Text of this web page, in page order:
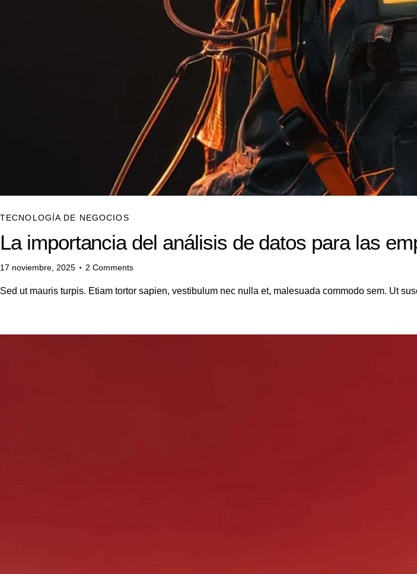
TECNOLOGÍA DE NEGOCIOS
La importancia del análisis de datos para las
17 noviembre, 2025 2 Comments
Sed ut mauris turpis. Etiam tortor sapien, vestibulum nec nulla et, malesuada commodo sem. Ut